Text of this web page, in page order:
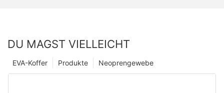
DU MAGST VIELLEICHT
Neoprengewebe
Produkte
EVA-Koffer